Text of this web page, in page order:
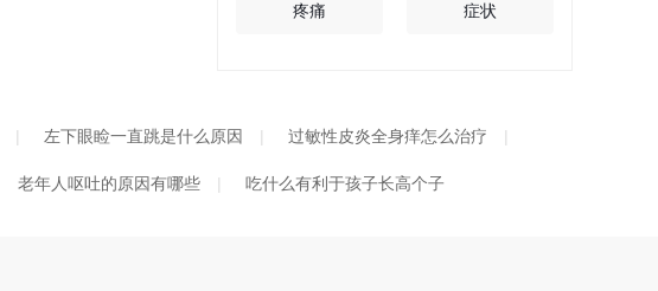
疼痛 症状
左下眼睑一直跳是什么原因 过敏性皮炎全身痒怎么治疗
老年人呕吐的原因有哪些 吃什么有利于孩子长高个子